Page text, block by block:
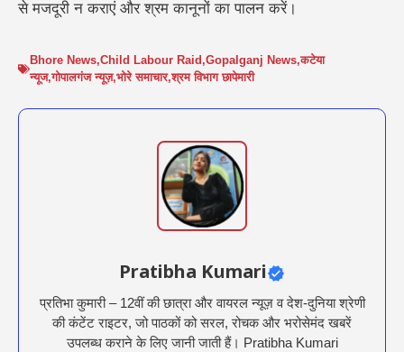
से मजदूरी न कराएं और श्रम कानूनों का पालन करें।
Bhore News,Child Labour Raid ,Gopalganj News,कटेया
न्यूज,गोपालगंज न्यूज़,भोरे समाचार,श्रम विभाग छापेमारी
Pratibha Kumari
प्रतिभा कुमारी – 12वीं की छात्रा और वायरल न्यूज़ व देश-दुनिया श्रेणी
की कंटेंट राइटर, जो पाठकों को सरल, रोचक और भरोसेमंद खबरें
उपलब्ध कराने के लिए जानी जाती हैं। Pratibha Kumari